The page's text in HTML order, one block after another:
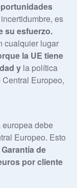
es
su esfuerzo.
cualquier lugar
la UE tiene
y la política
Europeo,
debe
Europeo. Esto
de
por cliente